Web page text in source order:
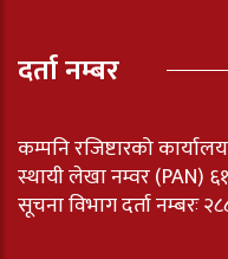
दर्ता नम्बर
कम्पनि रजिष्टारको
स्थायी लेखा नम्वर (PAN)
सूचना विभाग दर्ता नम्बरः